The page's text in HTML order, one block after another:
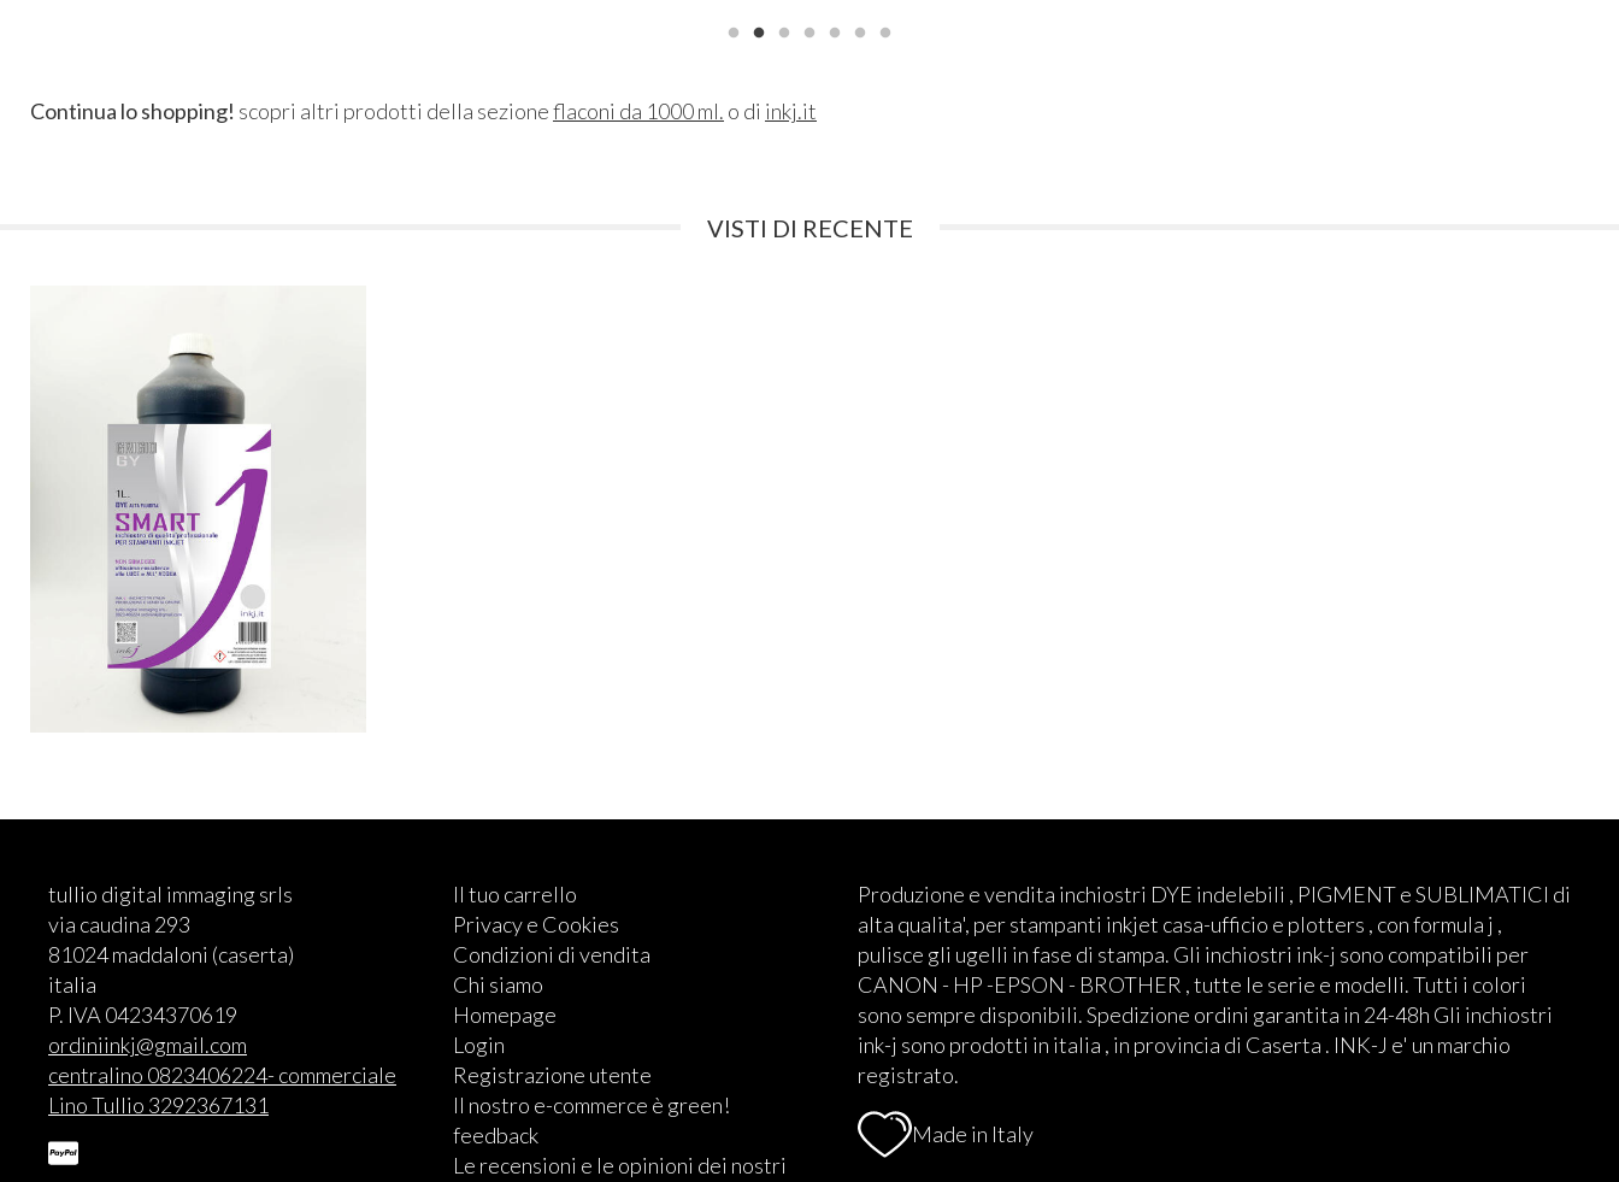
Continua lo shopping! scopri altri prodotti della sezioneflaconi da 1000 ml. o di inkj.it
VISTI DI RECENTE
tullio digital immaging srls
via caudina 293
81024 maddaloni (caserta)
italia
P. IVA 04234370619
ordiniinkj@gmail.com
centralino 0823406224- commerciale
Lino Tullio 3292367131
Il tuo carrello
Privacy e Cookies
Condizioni di vendita
Chi siamo
Homepage
Login
Registrazione utente
Il nostro e-commerce è green!
feedback
Le recensioni e le opinioni dei nostri
Produzione e vendita inchiostri DYE indelebili , PIGMENT e SUBLIMATICI di
alta qualita', per stampanti inkjet casa-ufficio e plotters , con formula j ,
pulisce gli ugelli in fase di stampa. Gli inchiostri ink-j sono compatibili per
CANON - HP -EPSON - BROTHER , tutte le serie e modelli. Tutti i colori
sono sempre disponibili. Spedizione ordini garantita in 24-48h Gli inchiostri
ink-j sono prodotti in italia , in provincia di Caserta . INK-J e' un marchio
registrato.
Made in Italy